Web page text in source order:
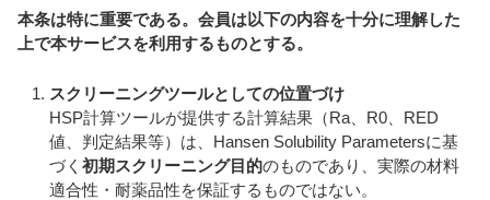
本条は特に重要である。会員は以下の内容を十分に理解した
上で本サービスを利用するものとする。
スクリーニングツールとしての位置づけ
HSP計算ツールが提供する計算結果（Ra、R0、RED
値、判定結果等）は、Hansen Solubility Parametersに基
づく 初期スクリーニング目的のものであり、実際の材料
適合性・耐薬品性を保証するものではない。